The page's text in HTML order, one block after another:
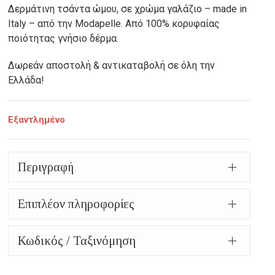
was:
167,00€.
τρέχουσα
τιμή
είναι:
Δερμάτινη τσάντα ώμου, σε χρώμα γαλάζιο – made in
Italy – από την Modapelle. Από 100% κορυφαίας
ποιότητας γνήσιο δέρμα.
Δωρεάν αποστολή & αντικαταβολή σε όλη την
Ελλάδα!
Εξαντλημένο
Περιγραφή
Επιπλέον πληροφορίες
Κωδικός / Ταξινόμηση